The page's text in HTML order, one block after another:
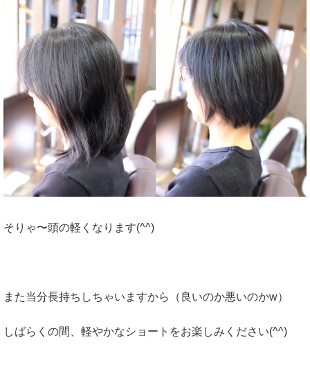
そりゃ〜頭の軽くなります(^^)
また当分長持ちしちゃいますから（良いのか悪いのかw）
しばらくの間、軽やかなショートをお楽しみください(^^)